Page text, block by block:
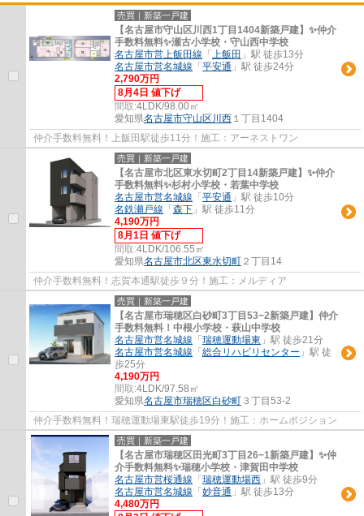
売買｜新築一戸建
【名古屋市守山区川西1丁目1404新築戸建】✨️仲介
手数料無料✨️瀬古小学校・守山西中学校
名古屋市営上飯田線 「 上飯田 」駅 徒歩13分
名古屋市営名城線 「 平安通 」駅 徒歩24分
2,790万円
8月4日 値下げ
間取:4LDK/98.00㎡
愛知県名古屋市守山区 川西 １丁目1404
仲介手数料無料！上飯田駅徒歩11分！施工：アーネストワン
売買｜新築一戸建
【名古屋市北区東水切町2丁目14新築戸建】✨️仲介
手数料無料✨️杉村小学校・若葉中学校
名古屋市営名城線 「 平安通 」駅 徒歩10分
名鉄瀬戸線 「 森下 」駅 徒歩11分
4,190万円
8月1日 値下げ
間取:4LDK/106.55㎡
愛知県名古屋市北区東水切町 ２丁目14
仲介手数料無料！志賀本通駅徒歩９分！施工：メルディア
売買｜新築一戸建
【名古屋市瑞穂区白砂町3丁目53−2新築戸建】仲介
手数料無料！中根小学校・萩山中学校
名古屋市営名城線 「 瑞穂運動場東 」駅 徒歩21分
名古屋市営名城線 「 総合リハビリセンター 」駅 徒
歩25分
4,190万円
間取:4LDK/97.58㎡
愛知県名古屋市瑞穂区白砂町 ３丁目53-2
仲介手数料無料！瑞穂運動場東駅徒歩19分！施工：ホームポジション
売買｜新築一戸建
【名古屋市瑞穂区田光町3丁目26−1新築戸建】✨️仲
介手数料無料✨️瑞穂小学校・津賀田中学校
名古屋市営桜通線 「 瑞穂運動場西 」駅 徒歩9分
名古屋市営名城線 「 妙音通 」駅 徒歩13分
4,480万円